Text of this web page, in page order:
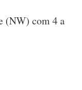
(NW) com 4 a